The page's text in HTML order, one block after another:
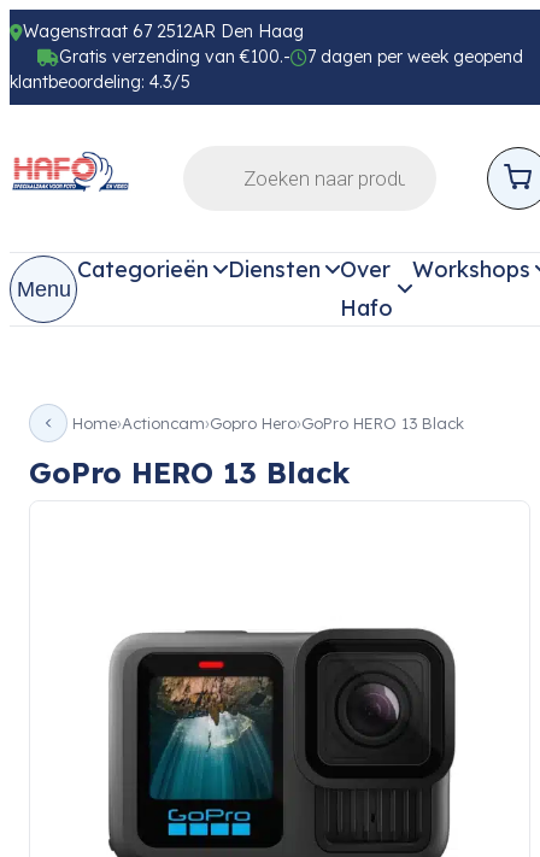
Wagenstraat 67 2512AR Den Haag
Gratis verzending van €100.-
7 dagen per week geopend
klantbeoordeling: 4.3/5
Menu
Categorieën Diensten
Over
Hafo
Workshops
Home Actioncam Gopro Hero GoPro HERO 13 Black
GoPro HERO 13 Black